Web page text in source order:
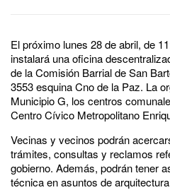
El próximo lunes 28 de abril, de
instalará una oficina
de la Comisión Barrial de San
3553 esquina Cno de la Paz. La
Municipio G, los centros
Centro Cívico Metropolitano
Vecinas y vecinos podrán
trámites, consultas y reclamos
gobierno. Además, podrán tener
técnica en asuntos de